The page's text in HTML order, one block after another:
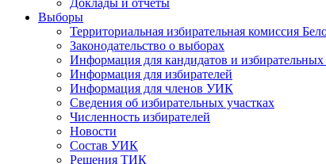
Доклады и отчеты
Выборы
Территориальная избирательная комиссия
Законодательство о выборах
Информация для кандидатов и
Информация для избирателей
Информация для членов УИК
Сведения об избирательных участках
Численность избирателей
Новости
Состав УИК
Решения ТИК